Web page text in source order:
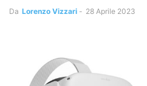
Da Lorenzo Vizzari - 28 Aprile 2023